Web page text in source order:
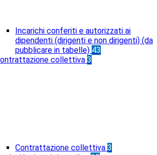
Incarichi conferiti e autorizzati ai
dipendenti (dirigenti e non dirigenti) (da
pubblicare in tabelle) 43
collettiva 3
Contrattazione collettiva 3